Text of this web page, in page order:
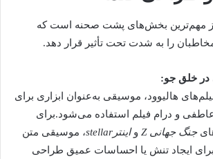
مهم‌ترین بخش‌های پشت صحنه است که
را به شدت تحت تأثیر قرار دهد.
خلق جو:
هالیوود، موسیقی به‌عنوان ابزاری برای
و درام فیلم استفاده می‌شود.برای
جنگ جهانی Z واینترstellar
، موسیقی متن
ایجاد تنش یا احساسات عمیق طراحی